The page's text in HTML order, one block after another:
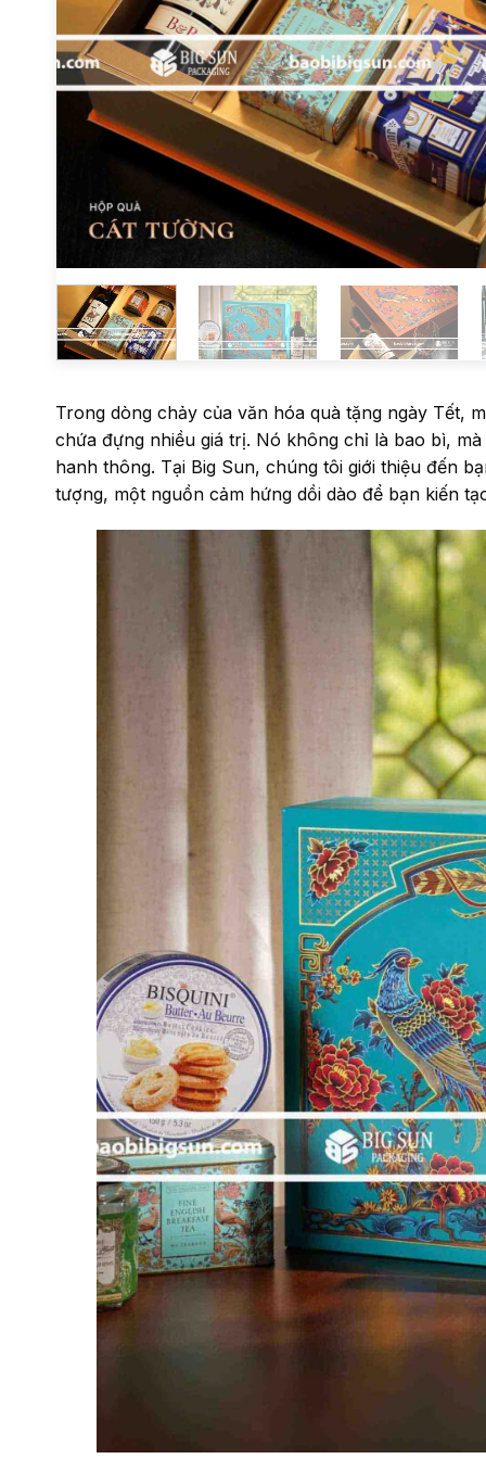
Trong dòng chảy của văn hóa quà tặng ngày Tết,
chứa đựng nhiều giá trị. Nó không chỉ là bao bì,
hanh thông. Tại Big Sun, chúng tôi giới thiệu đến
tượng, một nguồn cảm hứng dồi dào để bạn kiến